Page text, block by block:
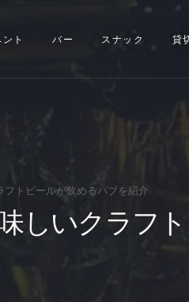
ト バー スナック 貸
トビールが飲めるパブを紹介
しいクラフ
スタッフ募集